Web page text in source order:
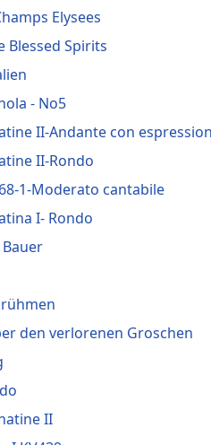
Elysees
Blessed Spirits
- No5
II-Andante con
II-Rondo
1-Moderato cantabile
I- Rondo
den verlorenen Groschen
II